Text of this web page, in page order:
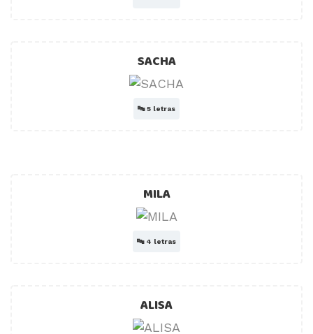
SACHA
🔤5 letras
MILA
🔤 4 letras
ALISA